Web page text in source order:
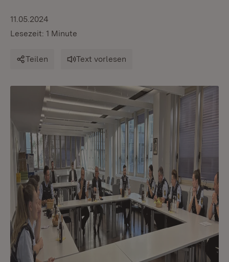
11.05.2024
Lesezeit: 1 Minute
Teilen Text vorlesen